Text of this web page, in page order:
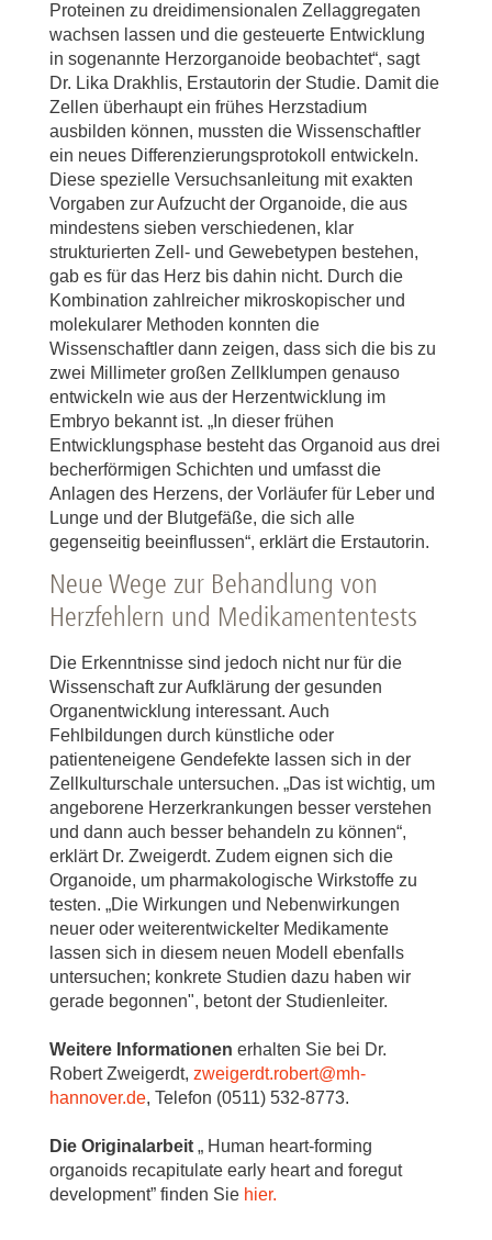
Proteinen zu dreidimensionalen Zellaggregaten
wachsen lassen und die gesteuerte Entwicklung
in sogenannte Herzorganoide beobachtet“, sagt
Dr. Lika Drakhlis, Erstautorin der Studie. Damit die
Zellen überhaupt ein frühes Herzstadium
ausbilden können, mussten die Wissenschaftler
ein neues Differenzierungsprotokoll entwickeln.
Diese spezielle Versuchsanleitung mit exakten
Vorgaben zur Aufzucht der Organoide, die aus
mindestens sieben verschiedenen, klar
strukturierten Zell- und Gewebetypen bestehen,
gab es für das Herz bis dahin nicht. Durch die
Kombination zahlreicher mikroskopischer und
molekularer Methoden konnten die
Wissenschaftler dann zeigen, dass sich die bis zu
zwei Millimeter großen Zellklumpen genauso
entwickeln wie aus der Herzentwicklung im
Embryo bekannt ist. „In dieser frühen
Entwicklungsphase besteht das Organoid aus drei
becherförmigen Schichten und umfasst die
Anlagen des Herzens, der Vorläufer für Leber und
Lunge und der Blutgefäße, die sich alle
gegenseitig beeinflussen“, erklärt die Erstautorin.
Neue Wege zur Behandlung von
Herzfehlern und Medikamententests
Die Erkenntnisse sind jedoch nicht nur für die
Wissenschaft zur Aufklärung der gesunden
Organentwicklung interessant. Auch
Fehlbildungen durch künstliche oder
patienteneigene Gendefekte lassen sich in der
Zellkulturschale untersuchen. „Das ist wichtig, um
angeborene Herzerkrankungen besser verstehen
und dann auch besser behandeln zu können“,
erklärt Dr. Zweigerdt. Zudem eignen sich die
Organoide, um pharmakologische Wirkstoffe zu
testen. „Die Wirkungen und Nebenwirkungen
neuer oder weiterentwickelter Medikamente
lassen sich in diesem neuen Modell ebenfalls
untersuchen; konkrete Studien dazu haben wir
gerade begonnen", betont der Studienleiter.
Weitere Informationen erhalten Sie bei Dr.
Robert Zweigerdt, zweigerdt.robert@mh-
hannover.de, Telefon (0511) 532-8773.
Die Originalarbeit „ Human heart-forming
organoids recapitulate early heart and foregut
development” finden Sie hier.